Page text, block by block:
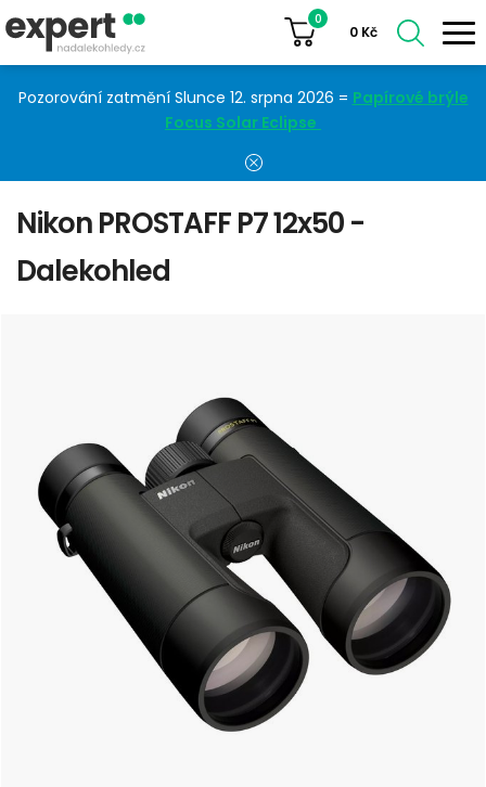
Pozorování zatmění Slunce 12. srpna 2026 = Papírové brýle
Focus Solar Eclipse
0
0 Kč
Nikon PROSTAFF P7 12x50 -
Dalekohled